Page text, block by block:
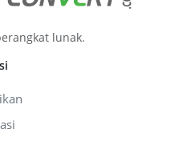
lunak.